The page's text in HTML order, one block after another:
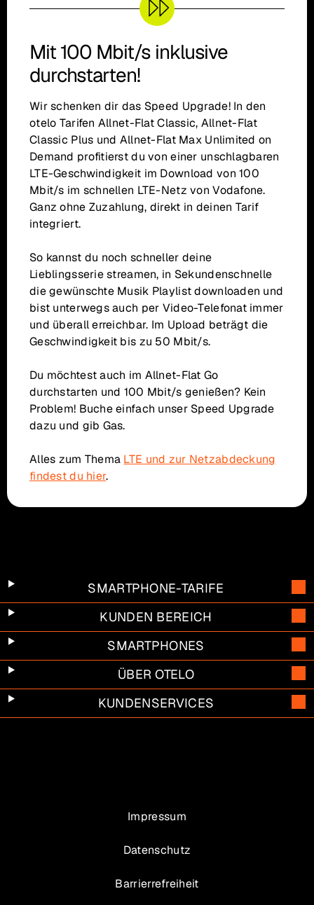
Mit 100 Mbit/s inklusive
durchstarten!
Wir schenken dir das Speed Upgrade! In den
otelo Tarifen Allnet-Flat Classic, Allnet-Flat
Classic Plus und Allnet-Flat Max Unlimited on
Demand profitierst du von einer unschlagbaren
LTE-Geschwindigkeit im Download von 100
Mbit/s im schnellen LTE-Netz von Vodafone.
Ganz ohne Zuzahlung, direkt in deinen Tarif
integriert.
So kannst du noch schneller deine
Lieblingsserie streamen, in Sekundenschnelle
die gewünschte Musik Playlist downloaden und
bist unterwegs auch per Video-Telefonat immer
und überall erreichbar. Im Upload beträgt die
Geschwindigkeit bis zu 50 Mbit/s.
Du möchtest auch im Allnet-Flat Go
durchstarten und 100 Mbit/s genießen? Kein
Problem! Buche einfach unser Speed Upgrade
dazu und gib Gas.
Alles zum Thema LTE und zur Netzabdeckung
findest du hier.
SMARTPHONE-TARIFE
KUNDEN BEREICH
SMARTPHONES
ÜBER OTELO
KUNDENSERVICES
Impressum
Datenschutz
Barrierrefreiheit